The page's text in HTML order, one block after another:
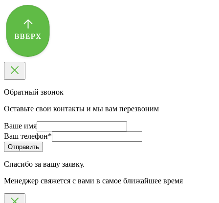
Обратный звонок
Оставьте свои контакты и мы вам перезвоним
Ваше имя
Ваш телефон*
Спасибо за вашу заявку.
Менеджер свяжется с вами в самое ближайшее время